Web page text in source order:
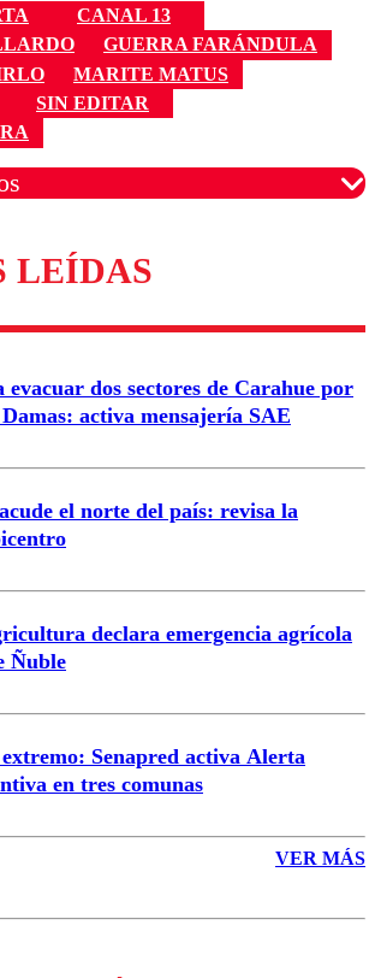
CANAL 13
GUERRA FARÁNDULA
MARITE MATUS
SIN EDITAR
son moderados para garantizar un
diálogo respetuoso.
LEÍDAS
evacuar dos sectores de Carahue por
activa mensajería SAE
el norte del país: revisa la
declara emergencia agrícola
Ñuble
Senapred activa Alerta
en tres comunas
VER MÁS